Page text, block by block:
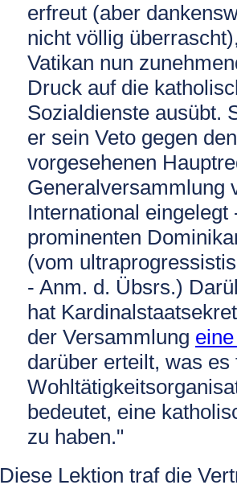
erfreut (aber
nicht völlig
Vatikan nun
Druck auf die
Sozialdienste ausübt.
er sein Veto gegen den
vorgesehenen
Generalversammlung
International eingelegt
prominenten
(vom
- Anm. d. Übsrs.)
hat
der Versammlung
darüber erteilt, was es
bedeutet, eine
zu haben."
Diese Lektion traf die